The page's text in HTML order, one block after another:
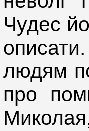
Чудес
людям
про